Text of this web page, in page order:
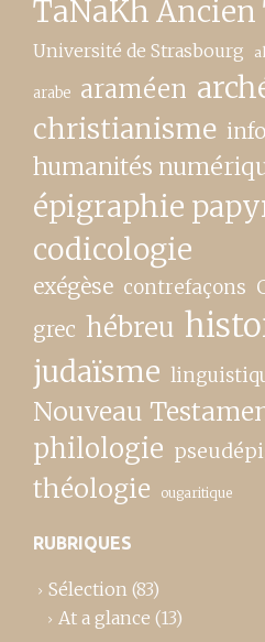
TaNaKh
Université de Strasbourg
arabe araméen
christianisme
humanités
épigraphie
codicologie
exégèse contrefaçons
grec hébreu
judaïsme
Nouveau
philologie
théologie ougaritique
RUBRIQUES
Sélection (83)
At a glance (13)